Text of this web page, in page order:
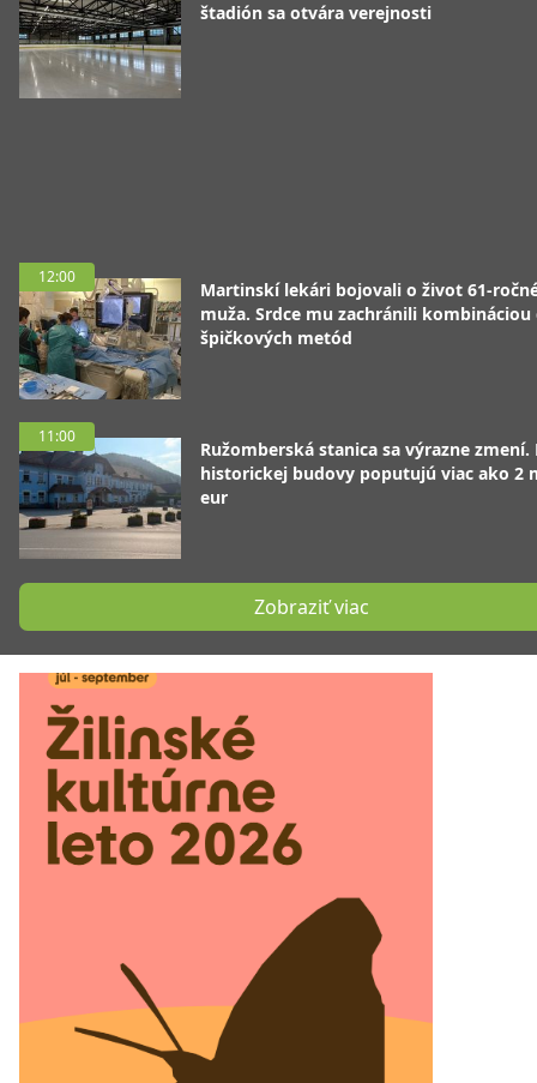
štadión sa otvára verejnosti
12:00
Martinskí lekári bojovali o život 61-
muža. Srdce mu zachránili kombináciou
špičkových metód
11:00
Ružomberská stanica sa výrazne zmení.
historickej budovy poputujú viac ako 2
eur
Zobraziť viac